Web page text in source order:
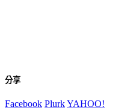
分享
Facebook PlurkYAHOO!